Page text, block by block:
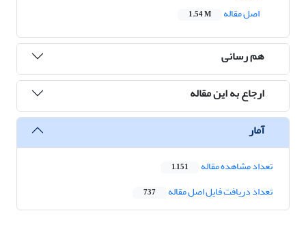
اصل مقاله
1.54 M
هم رسانی
ارجاع به این مقاله
آمار
تعداد مشاهده مقاله 1,151
تعداد دریافت فایل اصل مقاله 737